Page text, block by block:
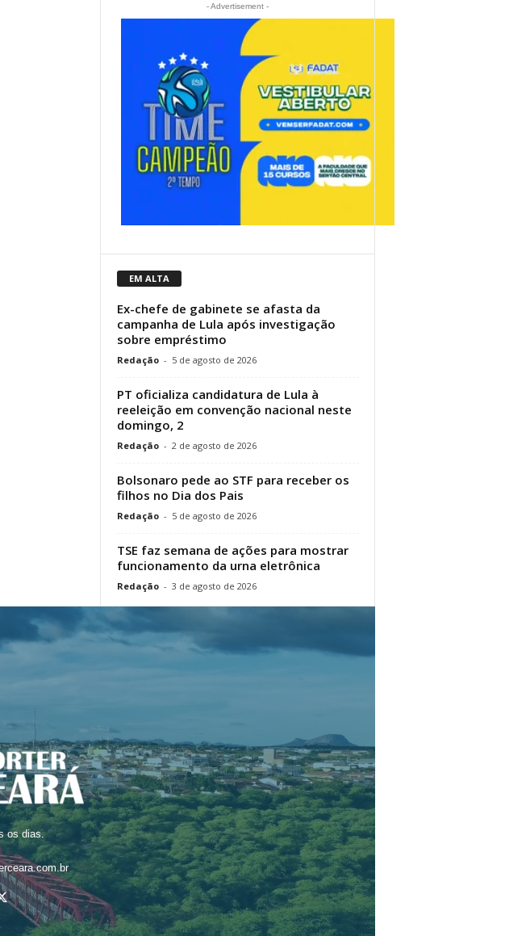
- Advertisement -
EM ALTA
Ex-chefe de gabinete se afasta da
campanha de Lula após investigação
sobre empréstimo
Redação - 5 de agosto de 2026
PT oficializa candidatura de Lula à
reeleição em convenção nacional neste
domingo, 2
Redação - 2 de agosto de 2026
Bolsonaro pede ao STF para receber os
filhos no Dia dos Pais
Redação - 5 de agosto de 2026
TSE faz semana de ações para mostrar
funcionamento da urna eletrônica
Redação - 3 de agosto de 2026
os dias.